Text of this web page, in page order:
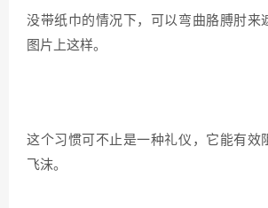
没带纸巾的情况下，可以弯曲胳膊肘来
图片上这样。
这个习惯可不止是一种礼仪，它能有效
飞沫。